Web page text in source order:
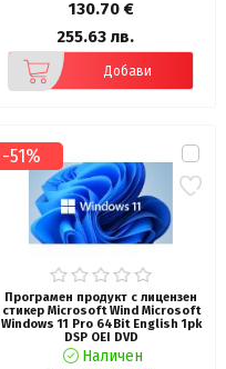
130.70 €
255.63 лв.
Добави
Програмен продукт с лицензен
стикер Microsoft Wind Microsoft
Windows 11 Pro 64Bit English 1pk
DSP OEI DVD
Наличен
-51%